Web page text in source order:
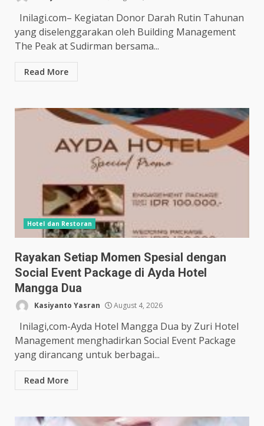
Inilagi.com– Kegiatan Donor Darah Rutin Tahunan
yang diselenggarakan oleh Building Management
The Peak at Sudirman bersama...
Read More
Hotel dan Restoran
Rayakan Setiap Momen Spesial dengan
Social Event Package di Ayda Hotel
Mangga Dua
Kasiyanto Yasran August 4, 2026
Inilagi,com-Ayda Hotel Mangga Dua by Zuri Hotel
Management menghadirkan Social Event Package
yang dirancang untuk berbagai...
Read More